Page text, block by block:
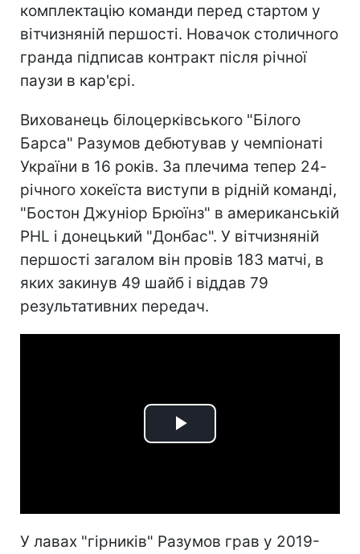
комплектацію команди перед стартом у
вітчизняній першості. Новачок столичного
гранда підписав контракт після річної
паузи в кар'єрі.
Вихованець білоцерківського "Білого
Барса" Разумов дебютував у чемпіонаті
України в 16 років. За плечима тепер 24-
річного хокеїста виступи в рідній команді,
"Бостон Джуніор Брюїнз" в американській
PHL і донецький "Донбас". У вітчизняній
першості загалом він провів 183 матчі, в
яких закинув 49 шайб і віддав 79
результативних передач.
Play
У лавах "гірників" Разумов грав у 2019-